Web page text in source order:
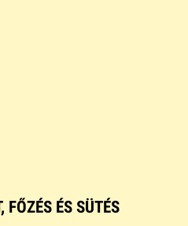
FŐZÉS ÉS SÜTÉS